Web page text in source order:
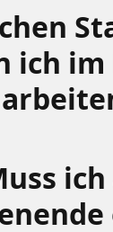
ich
ich